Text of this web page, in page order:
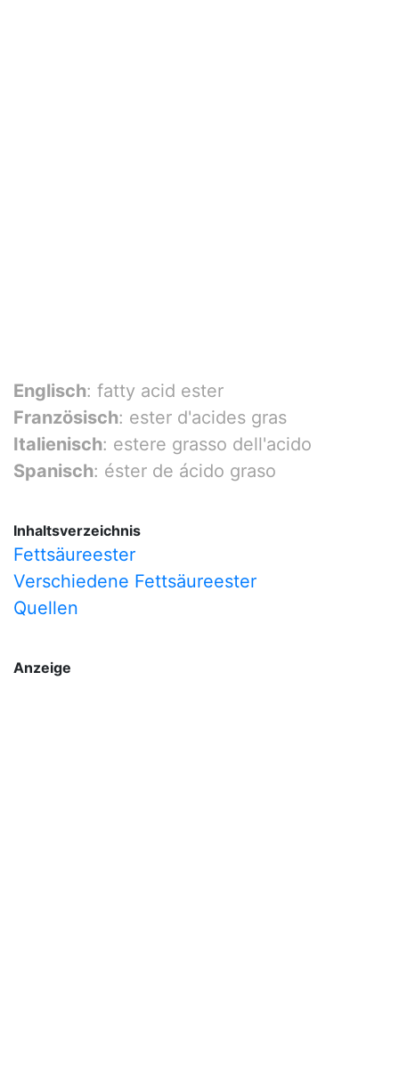
Englisch: fatty acid ester
Französisch: ester d'acides gras
Italienisch: estere grasso dell'acido
Spanisch: éster de ácido graso
Inhaltsverzeichnis
Fettsäureester
Verschiedene Fettsäureester
Quellen
Anzeige